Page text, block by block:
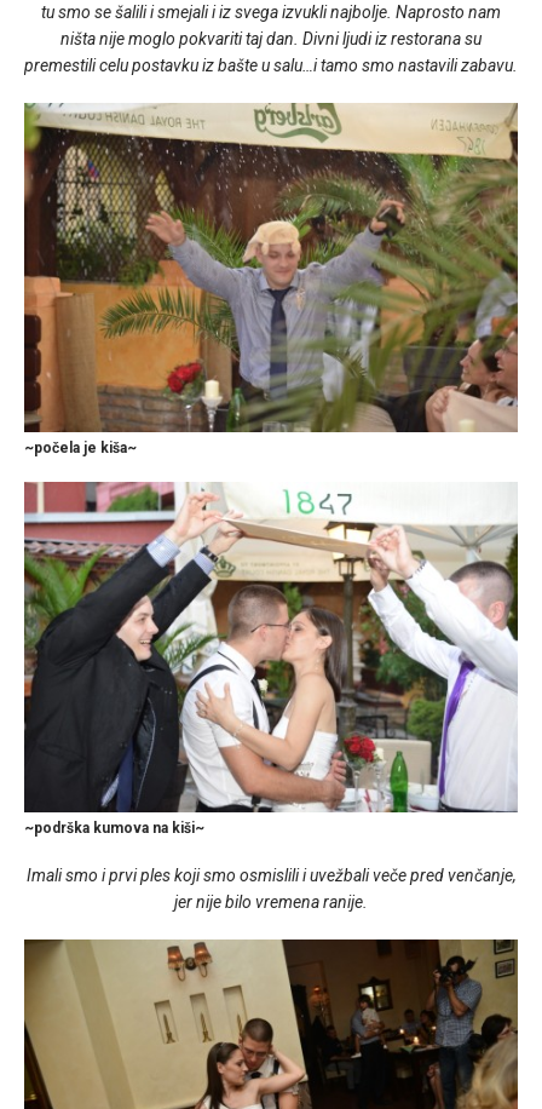
tu smo se šalili i smejali i iz svega izvukli najbolje. Naprosto nam
ništa nije moglo pokvariti taj dan. Divni ljudi iz restorana su
premestili celu postavku iz bašte u salu…i tamo smo nastavili zabavu.
~počela je kiša~
~podrška kumova na kiši~
Imali smo i prvi ples koji smo osmislili i uvežbali veče pred venčanje,
jer nije bilo vremena ranije.